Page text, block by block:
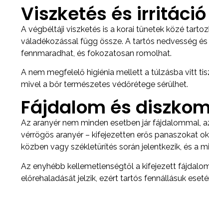
Viszketés és irritáció
A végbéltáji viszketés is a korai tünetek közé
váladékozással függ össze. A tartós nedvesség
fennmaradhat, és fokozatosan romolhat.
A nem megfelelő higiénia mellett a túlzásba vitt
mivel a bőr természetes védőrétege sérülhet.
Fájdalom és
Az aranyér nem minden esetben jár fájdalommal,
vérrögös aranyér – kifejezetten erős panaszokat
közben vagy székletürítés során jelentkezik, és a
Az enyhébb kellemetlenségtől a kifejezett
előrehaladását jelzik, ezért tartós fennállásuk